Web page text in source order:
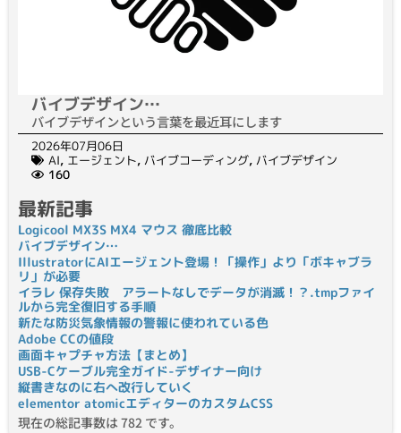
バイブデザイン…
バイブデザインという言葉を最近耳にします
2026年07月06日
AI, エージェント, バイブコーディング, バイブデザイン
160
最新記事
Logicool MX3S MX4 マウス 徹底比較
バイブデザイン…
IllustratorにAIエージェント登場！「操作」より「ボキャブラ
リ」が必要
イラレ 保存失敗 アラートなしでデータが消滅！？.tmpファイ
ルから完全復旧する手順
新たな防災気象情報の警報に使われている色
Adobe CCの値段
画面キャプチャ方法【まとめ】
USB-Cケーブル完全ガイド-デザイナー向け
縦書きなのに右へ改行していく
elementor atomicエディターのカスタムCSS
現在の総記事数は 782 です。